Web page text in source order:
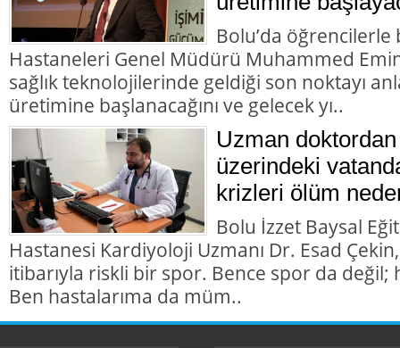
Bolu’da
Hastaneleri Genel Müdürü Muhammed
sağlık teknolojilerinde geldiği son noktayı
üretimine başlanacağını ve gelecek yı..
Uzman doktordan
üzerindeki
krizleri ölüm
Bolu İzzet Baysal
Hastanesi Kardiyoloji Uzmanı Dr. Esad
itibarıyla riskli bir spor. Bence spor da değil;
Ben hastalarıma da müm..